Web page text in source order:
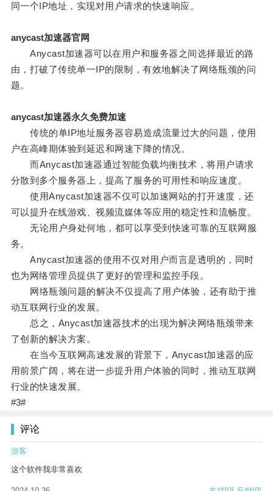
同一个IP地址，实现对用户请求的快速响应。
anycast加速器官网
Anycast加速器可以在用户和服务器之间选择最近的路
由，打破了传统单一IP的限制，有效地解决了网络瓶颈的问
题。
anycast加速器永久免费加速
传统的单IP地址服务器容易造成流量过大的问题，使用
户在高峰期体验到延迟和网速下降的情况。
而Anycast加速器通过智能负载均衡技术，将用户请求
分散到多个服务器上，提高了服务的可用性和响应速度。
使用Anycast加速器不仅可以加速网站的打开速度，还
可以提升在线游戏、视频流媒体等应用的稳定性和流畅度。
无论用户身处何地，都可以享受到快速可靠的互联网服
务。
Anycast加速器的使用不仅对用户而言是透明的，同时
也为网络管理员提供了更好的管理和监控手段。
网络瓶颈问题的解决不仅提高了用户体验，还有助于推
动互联网行业的发展。
总之，Anycast加速器技术的出现为解决网络瓶颈带来
了创新的解决方案。
在当今互联网高速发展的背景下，Anycast加速器的应
用前景广阔，将在进一步提升用户体验的同时，推动互联网
行业的快速发展。
#3#
评论
游客
这个软件我非常喜欢